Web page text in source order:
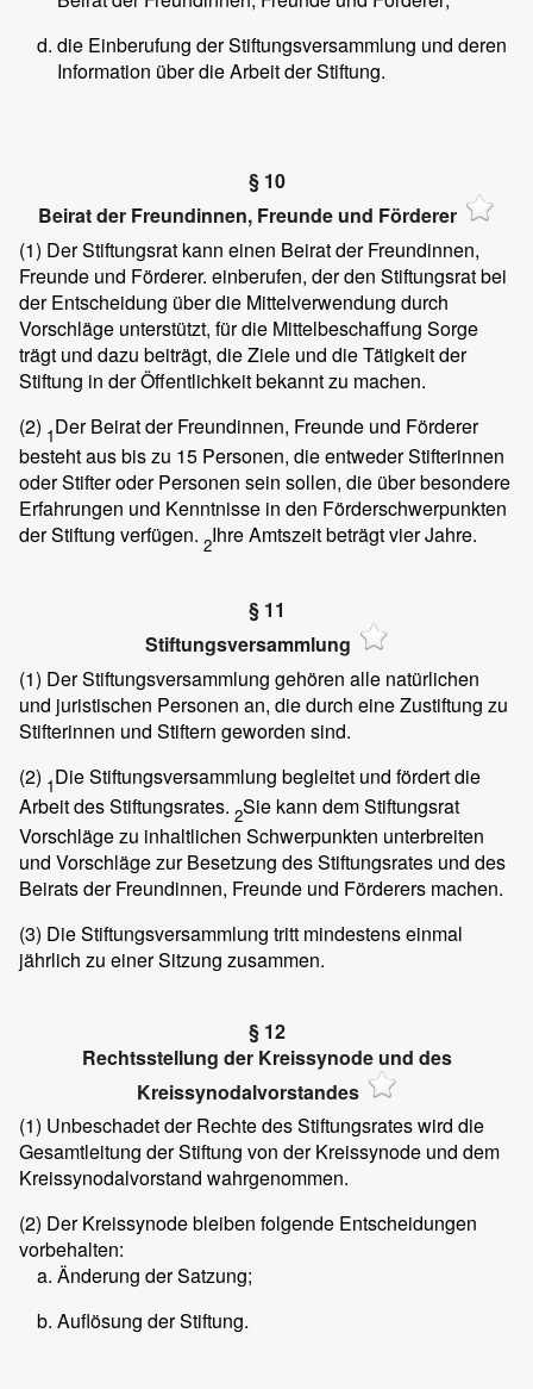
die Einberufung der Stiftungsversammlung und deren
Information über die Arbeit der Stiftung.
§ 10
Beirat der Freundinnen, Freunde und Förderer
(1) Der Stiftungsrat kann einen Beirat der Freundinnen,
Freunde und Förderer. einberufen, der den Stiftungsrat bei
der Entscheidung über die Mittelverwendung durch
Vorschläge unterstützt, für die Mittelbeschaffung Sorge
trägt und dazu beiträgt, die Ziele und die Tätigkeit der
Stiftung in der Öffentlichkeit bekannt zu machen.
(2) 1Der Beirat der Freundinnen, Freunde und Förderer
besteht aus bis zu 15 Personen, die entweder Stifterinnen
oder Stifter oder Personen sein sollen, die über besondere
Erfahrungen und Kenntnisse in den Förderschwerpunkten
der Stiftung verfügen. 2Ihre Amtszeit beträgt vier Jahre.
§ 11
Stiftungsversammlung
(1) Der Stiftungsversammlung gehören alle natürlichen
und juristischen Personen an, die durch eine Zustiftung zu
Stifterinnen und Stiftern geworden sind.
(2) 1Die Stiftungsversammlung begleitet und fördert die
Arbeit des Stiftungsrates. 2Sie kann dem Stiftungsrat
Vorschläge zu inhaltlichen Schwerpunkten unterbreiten
und Vorschläge zur Besetzung des Stiftungsrates und des
Beirats der Freundinnen, Freunde und Förderers machen.
(3) Die Stiftungsversammlung tritt mindestens einmal
jährlich zu einer Sitzung zusammen.
§ 12
Rechtsstellung der Kreissynode und des
Kreissynodalvorstandes
(1) Unbeschadet der Rechte des Stiftungsrates wird die
Gesamtleitung der Stiftung von der Kreissynode und dem
Kreissynodalvorstand wahrgenommen.
(2) Der Kreissynode bleiben folgende Entscheidungen
vorbehalten:
Änderung der Satzung;
Auflösung der Stiftung.